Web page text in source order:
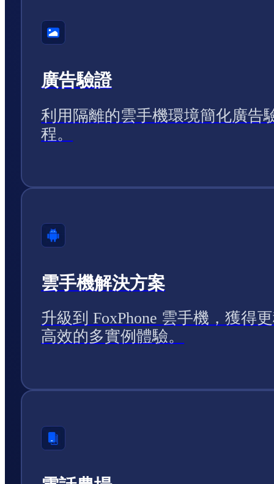
廣告驗證
利用隔離的雲手機環境簡化廣告
程。
雲手機解決方案
升級到 FoxPhone 雲手機，獲得
高效的多實例體驗。